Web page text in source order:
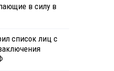
в силу в
список лиц с